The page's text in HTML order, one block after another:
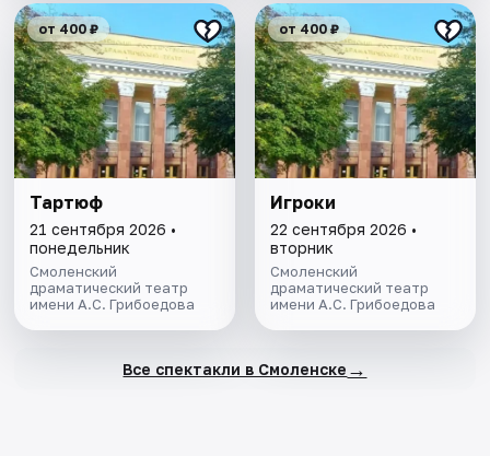
от 400 ₽
Тартюф
21 сентября 2026 •
понедельник
Смоленский
драматический театр
имени А.С. Грибоедова
от 400 ₽
Игроки
22 сентября 2026 •
вторник
Смоленский
драматический театр
имени А.С. Грибоедова
Все спектакли в Смоленске →